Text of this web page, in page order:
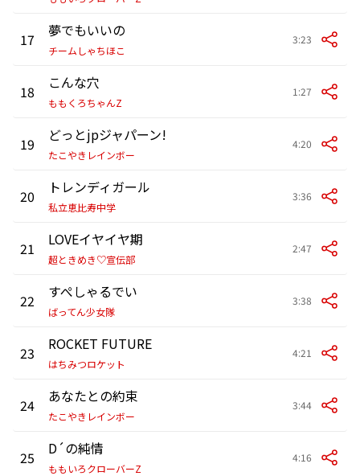
17 夢でもいいの
チームしゃちほこ
3:23
18 こんな穴
ももくろちゃんZ
1:27
19 どっとjpジャパーン!
たこやきレインボー
4:20
20 トレンディガール
私立恵比寿中学
3:36
21 LOVEイヤイヤ期
超ときめき♡宣伝部
2:47
22 すぺしゃるでい
ばってん少女隊
3:38
23 ROCKET FUTURE
はちみつロケット
4:21
24 あなたとの約束
たこやきレインボー
3:44
25 D´の純情
ももいろクローバーZ
4:16